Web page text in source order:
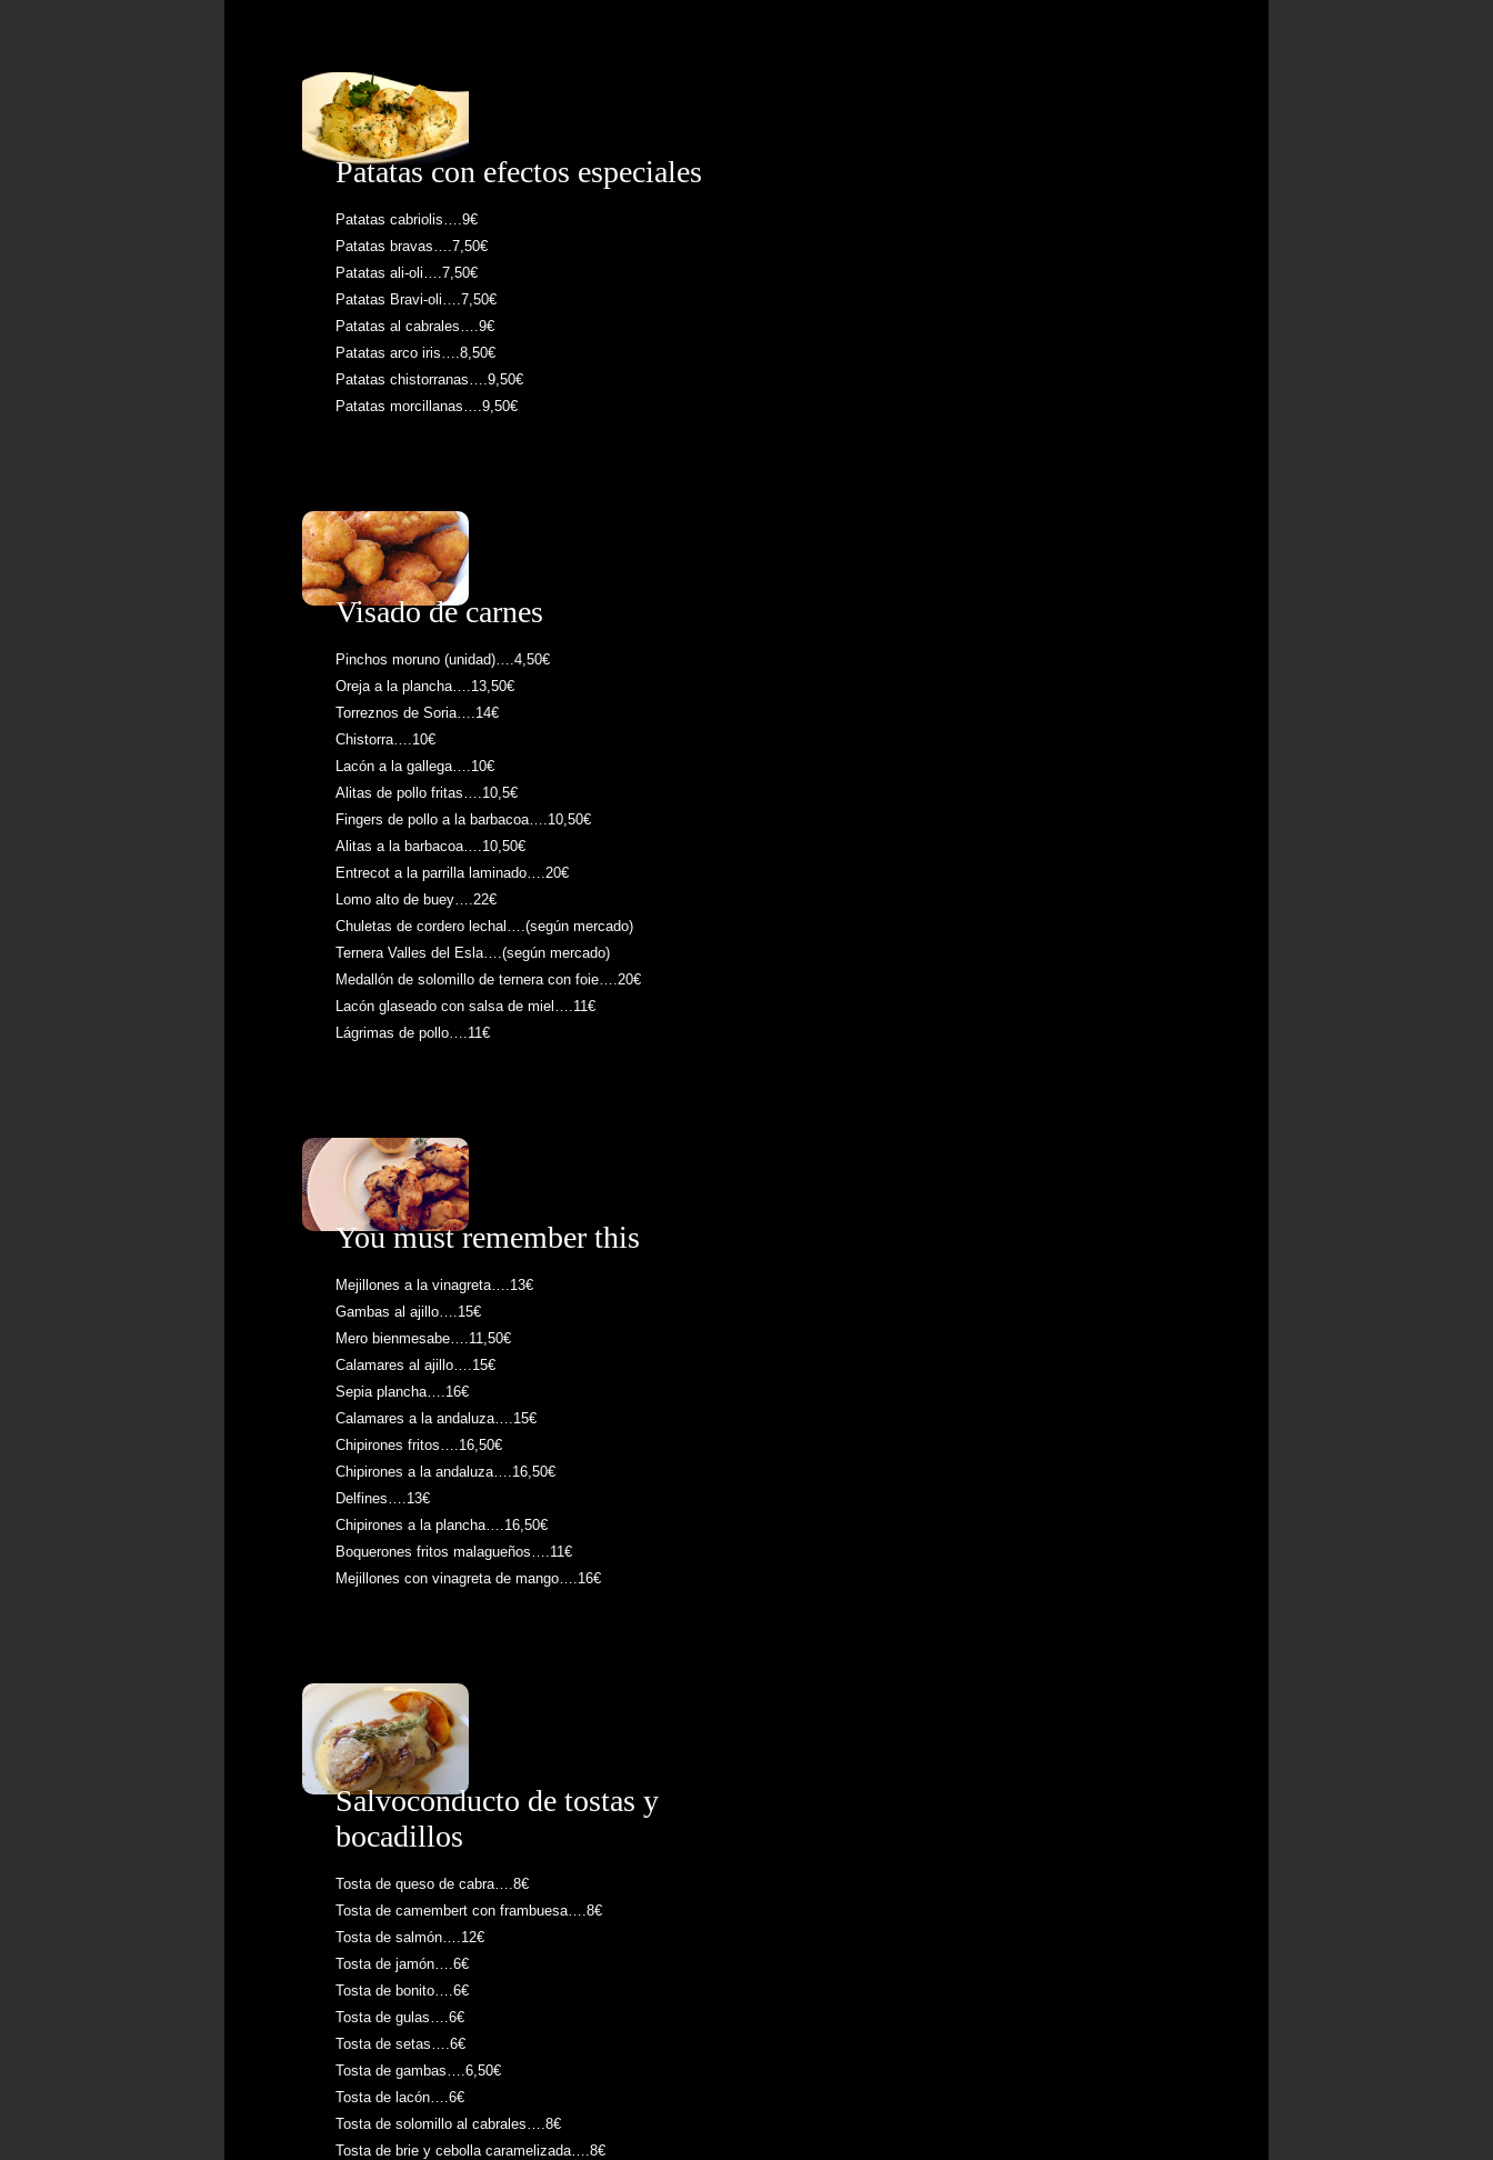
Patatas con efectos especiales
Patatas cabriolis….9€
Patatas bravas….7,50€
Patatas ali-oli….7,50€
Patatas Bravi-oli….7,50€
Patatas al cabrales….9€
Patatas arco iris….8,50€
Patatas chistorranas….9,50€
Patatas morcillanas….9,50€
Visado de carnes
Pinchos moruno (unidad)….4,50€
Oreja a la plancha….13,50€
Torreznos de Soria….14€
Chistorra….10€
Lacón a la gallega….10€
Alitas de pollo fritas….10,5€
Fingers de pollo a la barbacoa….10,50€
Alitas a la barbacoa….10,50€
Entrecot a la parrilla laminado….20€
Lomo alto de buey….22€
Chuletas de cordero lechal….(según mercado)
Ternera Valles del Esla….(según mercado)
Medallón de solomillo de ternera con foie….20€
Lacón glaseado con salsa de miel….11€
Lágrimas de pollo….11€
You must remember this
Mejillones a la vinagreta….13€
Gambas al ajillo….15€
Mero bienmesabe….11,50€
Calamares al ajillo….15€
Sepia plancha….16€
Calamares a la andaluza….15€
Chipirones fritos….16,50€
Chipirones a la andaluza….16,50€
Delfines….13€
Chipirones a la plancha….16,50€
Boquerones fritos malagueños….11€
Mejillones con vinagreta de mango….16€
Salvoconducto de tostas y
bocadillos
Tosta de queso de cabra….8€
Tosta de camembert con frambuesa….8€
Tosta de salmón….12€
Tosta de jamón….6€
Tosta de bonito….6€
Tosta de gulas….6€
Tosta de setas….6€
Tosta de gambas….6,50€
Tosta de lacón….6€
Tosta de solomillo al cabrales….8€
Tosta de brie y cebolla caramelizada….8€